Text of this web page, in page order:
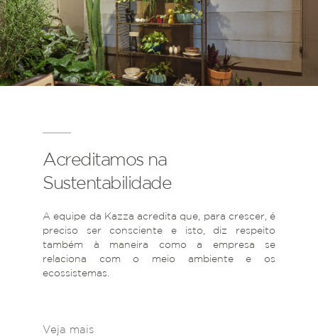
Acreditamos na
Sustentabilidade
A equipe da Kazza acredita que, para crescer, é
preciso ser consciente e isto, diz respeito
também à maneira como a empresa se
relaciona com o meio ambiente e os
ecossistemas.
Veja mais